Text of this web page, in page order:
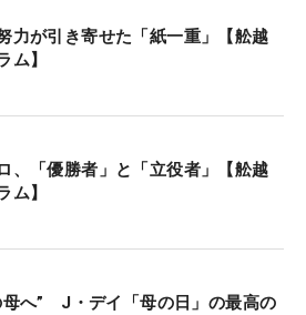
るわずとも、カナダ出身の35
が母国の人々を大いに沸かせ
」を喫しながらも2日目に
ットラインすれすれで予選を
レコードとなる「63」をマー
すると、最終日はスコアを6
力が引き寄せた「紙一重」【舩越
ム】
、「優勝者」と「立役者」【舩越
ム】
母へ” J・デイ「母の日」の最高の